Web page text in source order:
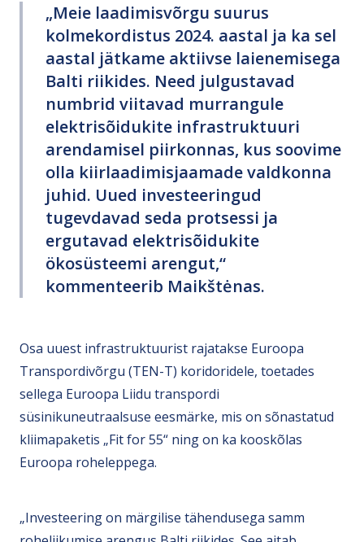
„Meie laadimisvõrgu suurus
kolmekordistus 2024. aastal ja ka sel
aastal jätkame aktiivse laienemisega
Balti riikides. Need julgustavad
numbrid viitavad murrangule
elektrisõidukite infrastruktuuri
arendamisel piirkonnas, kus soovime
olla kiirlaadimisjaamade valdkonna
juhid. Uued investeeringud
tugevdavad seda protsessi ja
ergutavad elektrisõidukite
ökosüsteemi arengut,“
kommenteerib Maikštėnas.
Osa uuest infrastruktuurist rajatakse Euroopa
Transpordivõrgu (TEN-T) koridoridele, toetades
sellega Euroopa Liidu transpordi
süsinikuneutraalsuse eesmärke, mis on sõnastatud
kliimapaketis „Fit for 55“ ning on ka kooskõlas
Euroopa roheleppega.
„Investeering on märgilise tähendusega samm